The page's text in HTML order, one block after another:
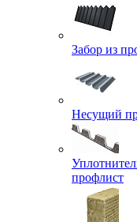
Забор из
Несущий
профлист